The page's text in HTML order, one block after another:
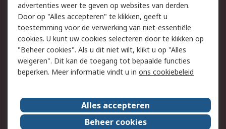
Wettelijk
Cookiebeleid
Email veiligheid
Privacybeleid
Websitevoorwaarden
Algemene
verkoopvoorwaarden
Over RS
RS Group
Over ons
advertenties weer te geven op websites van derden.
Door op "Alles accepteren" te klikken, geeft u
toestemming voor de verwerking van niet-essentiële
cookies. U kunt uw cookies selecteren door te klikken op
"Beheer cookies". Als u dit niet wilt, klikt u op "Alles
weigeren". Dit kan de toegang tot bepaalde functies
beperken. Meer informatie vindt u in ons cookiebeleid
Alles accepteren
Beheer cookies